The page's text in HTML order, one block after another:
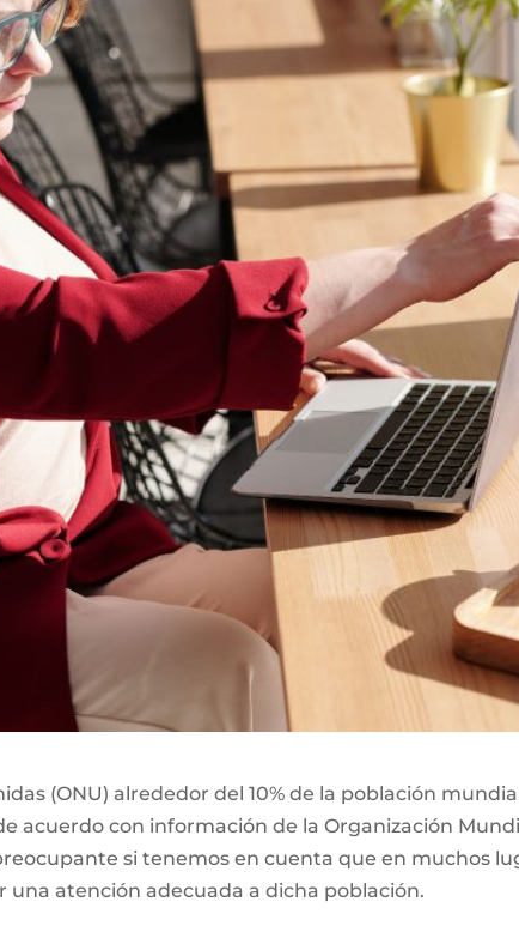
(ONU) alrededor del 10% de la población
acuerdo con información de la Organización
si tenemos en cuenta que en muchos
una atención adecuada a dicha población.